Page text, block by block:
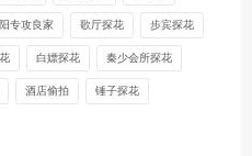
专攻良家 歌厅探花 步宾探花
白嫖探花 秦少会所探花
酒店偷拍 锤子探花